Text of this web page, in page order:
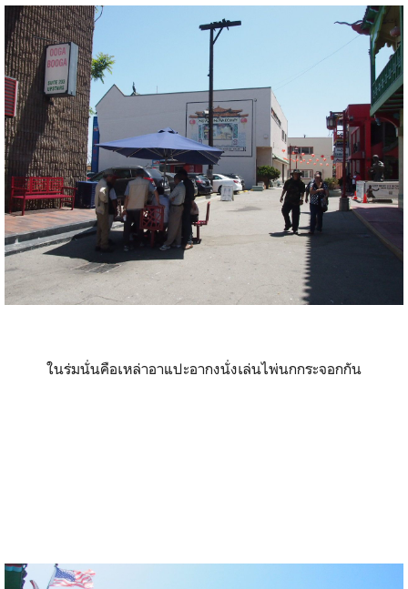
ในร่มนั่นคือเหล่าอาแปะอากงนั่งเล่นไพ่นกกระจอกกัน